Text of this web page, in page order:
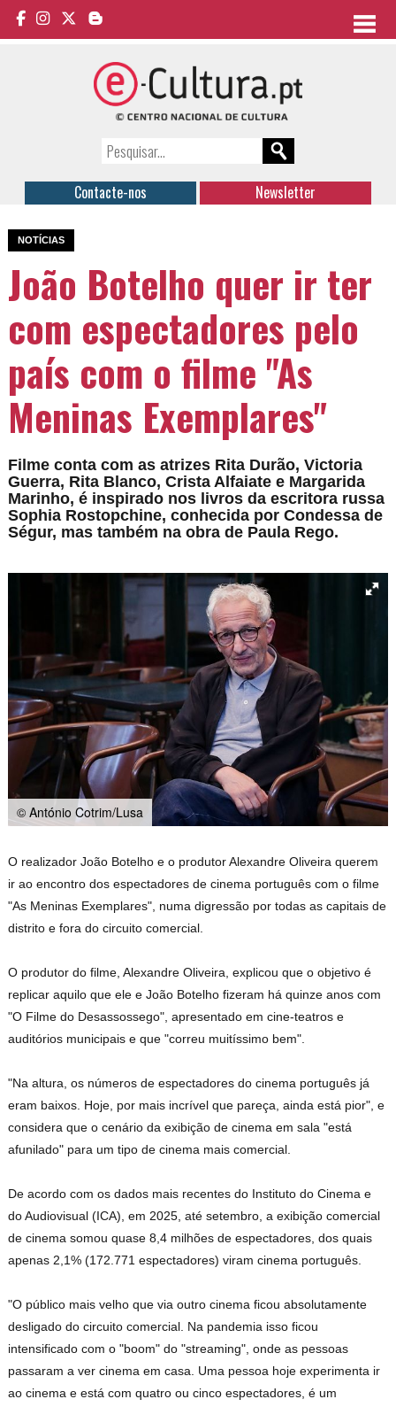
Contacte-nos Newsletter
NOTÍCIAS
João Botelho quer ir ter
com espectadores pelo
país com o filme "As
Meninas Exemplares"
Filme conta com as atrizes Rita Durão, Victoria
Guerra, Rita Blanco, Crista Alfaiate e Margarida
Marinho, é inspirado nos livros da escritora russa
Sophia Rostopchine, conhecida por Condessa de
Ségur, mas também na obra de Paula Rego.
© António Cotrim/Lusa
O realizador João Botelho e o produtor Alexandre Oliveira querem
ir ao encontro dos espectadores de cinema português com o filme
"As Meninas Exemplares", numa digressão por todas as capitais de
distrito e fora do circuito comercial.
O produtor do filme, Alexandre Oliveira, explicou que o objetivo é
replicar aquilo que ele e João Botelho fizeram há quinze anos com
"O Filme do Desassossego", apresentado em cine-teatros e
auditórios municipais e que "correu muitíssimo bem".
"Na altura, os números de espectadores do cinema português já
eram baixos. Hoje, por mais incrível que pareça, ainda está pior", e
considera que o cenário da exibição de cinema em sala "está
afunilado" para um tipo de cinema mais comercial.
De acordo com os dados mais recentes do Instituto do Cinema e
do Audiovisual (ICA), em 2025, até setembro, a exibição comercial
de cinema somou quase 8,4 milhões de espectadores, dos quais
apenas 2,1% (172.771 espectadores) viram cinema português.
"O público mais velho que via outro cinema ficou absolutamente
desligado do circuito comercial. Na pandemia isso ficou
intensificado com o "boom" do "streaming", onde as pessoas
passaram a ver cinema em casa. Uma pessoa hoje experimenta ir
ao cinema e está com quatro ou cinco espectadores, é um